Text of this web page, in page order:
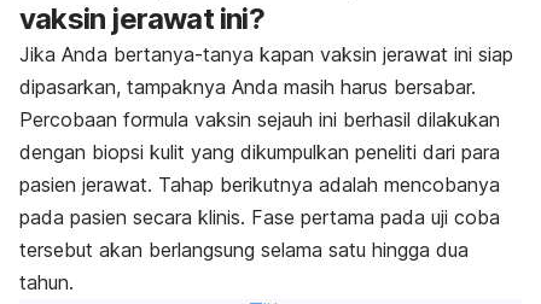
vaksin jerawat ini?
Jika Anda bertanya-tanya kapan vaksin jerawat ini siap
dipasarkan, tampaknya Anda masih harus bersabar.
Percobaan formula vaksin sejauh ini berhasil dilakukan
dengan biopsi kulit yang dikumpulkan peneliti dari para
pasien jerawat. Tahap berikutnya adalah mencobanya
pada pasien secara klinis. Fase pertama pada uji coba
tersebut akan berlangsung selama satu hingga dua
tahun.